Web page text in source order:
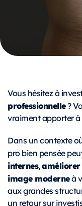
Vous hésitez à
professionnelle?
vraiment apporter à
Dans un contexte
pro bien pensée
internes,améliorer
image moderneà
aux grandes
un retour sur